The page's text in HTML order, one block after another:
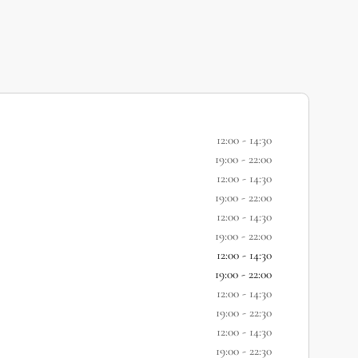
12:00 - 14:30
19:00 - 22:00
12:00 - 14:30
19:00 - 22:00
12:00 - 14:30
19:00 - 22:00
12:00 - 14:30
19:00 - 22:00
12:00 - 14:30
19:00 - 22:30
12:00 - 14:30
19:00 - 22:30